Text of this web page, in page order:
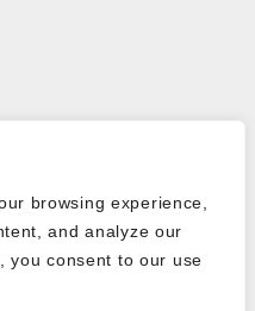
browsing experience,
and analyze our
you consent to our use